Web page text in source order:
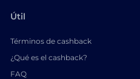
Útil
Términos de cashback
¿Qué es el cashback?
FAQ